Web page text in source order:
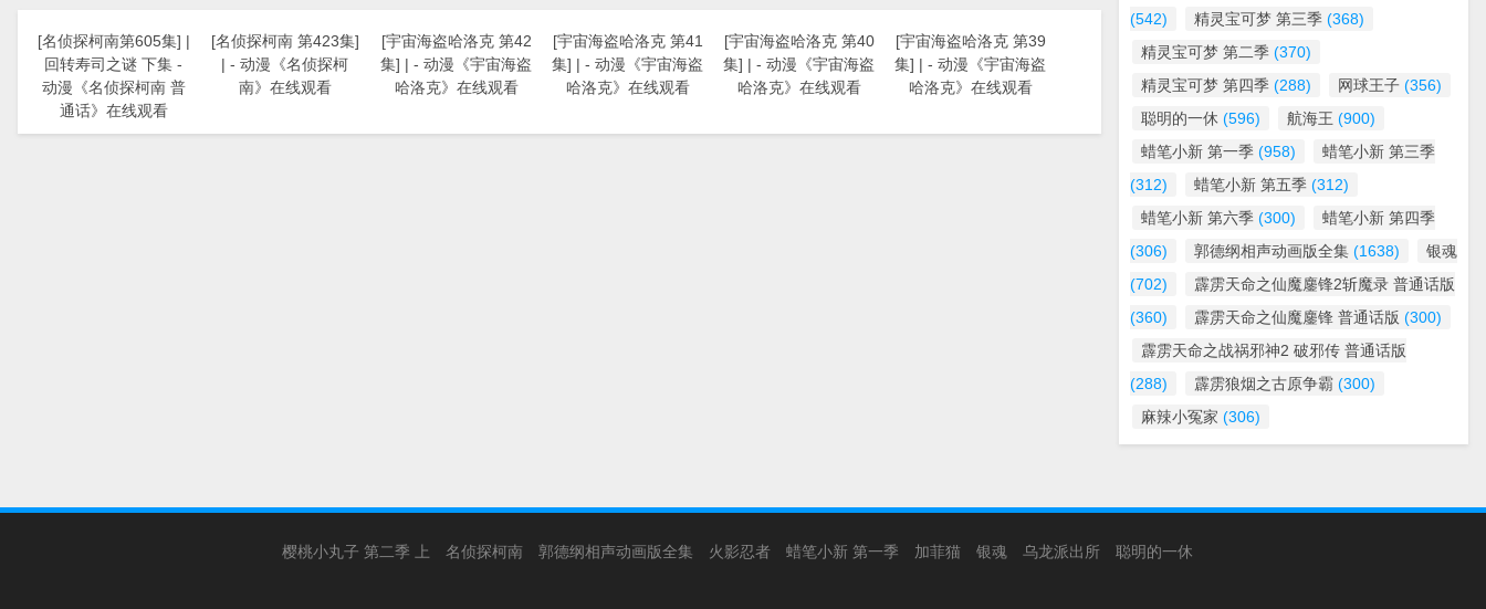
[名侦探柯南第605集] |
回转寿司之谜 下集 -
动漫《名侦探柯南 普
通话》在线观看
[名侦探柯南 第423集]
| - 动漫《名侦探柯
南》在线观看
[宇宙海盗哈洛克 第42
集] | - 动漫《宇宙海盗
哈洛克》在线观看
[宇宙海盗哈洛克 第41
集] | - 动漫《宇宙海盗
哈洛克》在线观看
[宇宙海盗哈洛克 第40
集] | - 动漫《宇宙海盗
哈洛克》在线观看
[宇宙海盗哈洛克 第39
集] | - 动漫《宇宙海盗
哈洛克》在线观看
(542)
精灵宝可梦 第三季 (368)
精灵宝可梦 第二季 (370)
精灵宝可梦 第四季 (288) 网球王子 (356)
聪明的一休 (596) 航海王 (900)
蜡笔小新 第一季 (958)
蜡笔小新 第三季
(312)
蜡笔小新 第五季 (312)
蜡笔小新 第六季 (300)
蜡笔小新 第四季
(306)
郭德纲相声动画版全集 (1638)
银魂
(702)
霹雳天命之仙魔鏖锋2斩魔录 普通话版
(360)
霹雳天命之仙魔鏖锋 普通话版 (300)
霹雳天命之战祸邪神2 破邪传 普通话版
(288)
霹雳狼烟之古原争霸 (300)
麻辣小冤家 (306)
樱桃小丸子 第二季 上 名侦探柯南 郭德纲相声动画版全集 火影忍者 蜡笔小新 第一季 加菲猫 银魂 乌龙派出所 聪明的一休